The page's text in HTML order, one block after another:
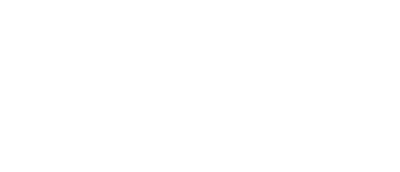
x-(1000-x*6)/4